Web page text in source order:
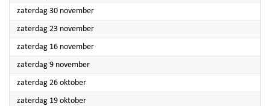
zaterdag 30 november2024
zaterdag 23 november2024
zaterdag 16 november2024
zaterdag 9 november2024
zaterdag 26 oktober2024
zaterdag 19 oktober2024